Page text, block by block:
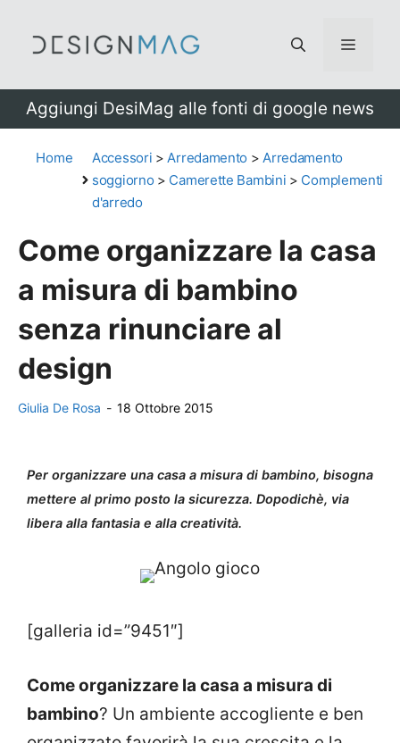
Menu
Aggiungi DesiMag alle fonti di google news
Home Accessori >Arredamento >Arredamento
soggiorno > Camerette Bambini > Complementi
d'arredo
Come organizzare la casa
a misura di bambino
senza rinunciare al
design
Giulia De Rosa - 18 Ottobre 2015
Per organizzare una casa a misura di bambino, bisogna
mettere al primo posto la sicurezza. Dopodichè, via
libera alla fantasia e alla creatività.
[galleria id=”9451″]
Come organizzare la casa a misura di
bambino? Un ambiente accogliente e ben